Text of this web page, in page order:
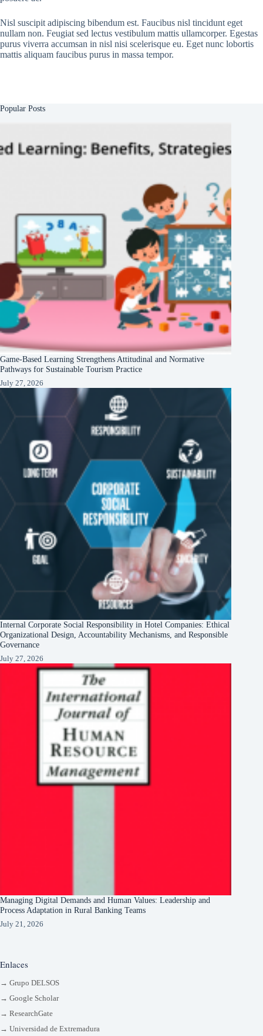
Nisl suscipit adipiscing bibendum est. Faucibus nisl tincidunt eget
nullam non. Feugiat sed lectus vestibulum mattis ullamcorper. Egestas
purus viverra accumsan in nisl nisi scelerisque eu. Eget nunc lobortis
mattis aliquam faucibus purus in massa tempor.
Popular Posts
Game-Based Learning Strengthens Attitudinal and Normative
Pathways for Sustainable Tourism Practice
July 27, 2026
Internal Corporate Social Responsibility in Hotel Companies: Ethical
Organizational Design, Accountability Mechanisms, and Responsible
Governance
July 27, 2026
Managing Digital Demands and Human Values: Leadership and
Process Adaptation in Rural Banking Teams
July 21, 2026
Enlaces
→ Grupo DELSOS
→ Google Scholar
→ ResearchGate
→ Universidad de Extremadura